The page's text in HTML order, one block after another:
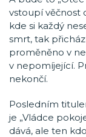
vstoupí věčnost
kde si každý
smrt, tak
proměněno v
v nepomíjející.
nekončí.
Posledním
je „Vládce
dává, ale ten